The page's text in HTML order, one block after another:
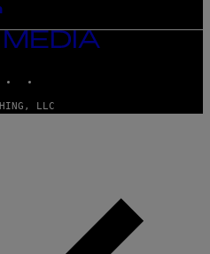
LLC